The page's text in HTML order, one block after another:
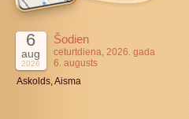
6
aug
2026
Šodien
ceturtdiena, 2026. gada
6. augusts
Askolds, Aisma